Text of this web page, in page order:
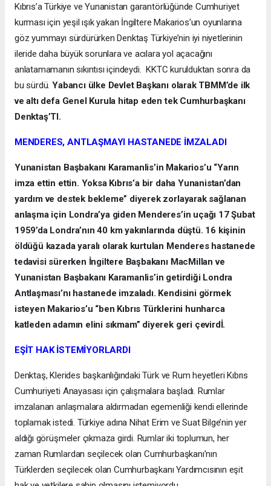
Kıbrıs’a Türkiye ve Yunanistan garantörlüğünde Cumhuriyet
kurması için yeşil ışık yakan İngiltere Makarios’un oyunlarına
göz yummayı sürdürürken Denktaş Türkiye’nin iyi niyetlerinin
ileride daha büyük sorunlara ve acılara yol açacağını
anlatamamanın sıkıntısı içindeydi. KKTC kurulduktan sonra da
bu sürdü.Yabancı ülke Devlet Başkanı olarak TBMM’de ilk
ve altı defa Genel Kurula hitap eden tek Cumhurbaşkanı
Denktaş’TI.
MENDERES, ANTLAŞMAYI HASTANEDE İMZALADI
Yunanistan Başbakanı Karamanlis’in Makarios’u “Yarın
imza ettin ettin. Yoksa Kıbrıs’a bir daha Yunanistan’dan
yardım ve destek bekleme” diyerek zorlayarak sağlanan
anlaşma için Londra’ya giden Menderes’in uçağı 17 Şubat
1959’da Londra’nın 40 km yakınlarında düştü. 16 kişinin
öldüğü kazada yaralı olarak kurtulan Menderes hastanede
tedavisi sürerken İngiltere Başbakanı MacMillan ve
Yunanistan Başbakanı Karamanlis’in getirdiği Londra
Antlaşması’nı hastanede imzaladı. Kendisini görmek
isteyen Makarios’u “ben Kıbrıs Türklerini hunharca
katleden adamın elini sıkmam” diyerek geri çevirdİ.
EŞİT HAK İSTEMİYORLARDI
Denktaş, Klerides başkanlığındaki Türk ve Rum heyetleri Kıbrıs
Cumhuriyeti Anayasası için çalışmalara başladı. Rumlar
imzalanan anlaşmalara aldırmadan egemenliği kendi ellerinde
toplamak istedi. Türkiye adına Nihat Erim ve Suat Bilge’nin yer
aldığı görüşmeler çıkmaza girdi. Rumlar iki toplumun, her
zaman Rumlardan seçilecek olan Cumhurbaşkanı’nın
Türklerden seçilecek olan Cumhurbaşkanı Yardımcısının eşit